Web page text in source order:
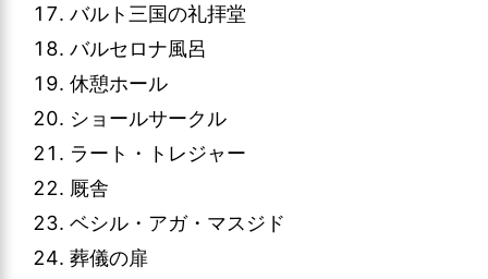
バルト三国の礼拝堂
バルセロナ風呂
休憩ホール
ショールサークル
ラート・トレジャー
厩舎
ベシル・アガ・マスジド
葬儀の扉